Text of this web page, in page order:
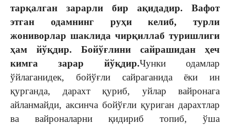
тарқалган зарарли бир ақидадир. Вафот
этган одамнинг руҳи келиб, турли
жониворлар шаклида чирқиллаб туришлиги
ҳам йўқдир. Бойўғлини сайрашидан ҳеч
кимга зарар йўқдир.Чунки одамлар
ўйлаганидек, бойўғли сайраганида ёки ин
қурганда, дарахт қуриб, уйлар вайронага
айланмайди, аксинча бойўғли қуриган дарахтлар
ва вайроналарни қидириб топиб, ўша